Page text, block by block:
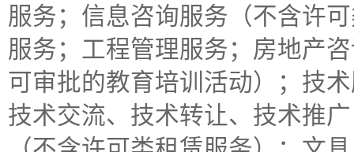
服务；信息咨询服务（不含许
服务；工程管理服务；房地产
可审批的教育培训活动）；技
技术交流、技术转让、技术推